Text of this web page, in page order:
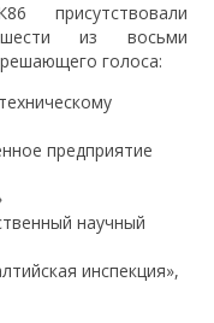
присутствовали
шести из восьми
голоса:
предприятие
научный
инспекция»,